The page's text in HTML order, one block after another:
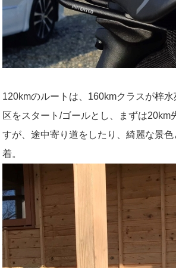
120kmのルートは、160kmクラスが梓
区をスタート/ゴールとし、まずは
すが、途中寄り道をしたり、綺麗な景
着。